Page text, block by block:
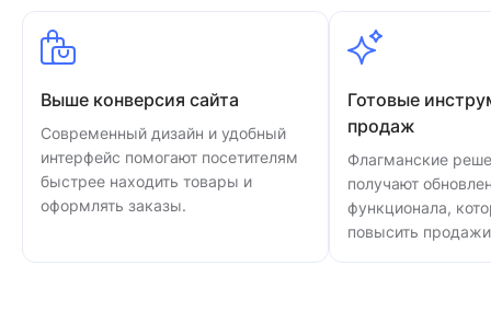
Выше конверсия сайта
Современный дизайн и удобный
интерфейс помогают посетителям
быстрее находить товары и
оформлять заказы.
Готовые
продаж
Флагманские
получают
функционала,
повысить